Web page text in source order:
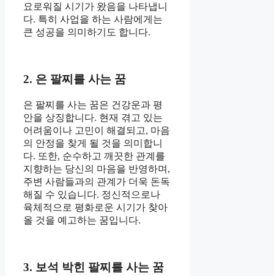
요로워질 시기가 왔음을 나타냅니
다. 특히 사업을 하는 사람에게는
큰 성공을 의미하기도 합니다.
2. 은 팔찌를 사는 꿈
은 팔찌를 사는 꿈은 건강운과 평
안을 상징합니다. 현재 겪고 있는
어려움이나 고민이 해결되고, 마음
의 안정을 찾게 될 것을 의미합니
다. 또한, 순수하고 깨끗한 관계를
지향하는 당신의 마음을 반영하며,
주변 사람들과의 관계가 더욱 돈독
해질 수 있습니다. 정신적으로나
육체적으로 평화로운 시기가 찾아
올 것을 예고하는 꿈입니다.
3. 보석 박힌 팔찌를 사는 꿈